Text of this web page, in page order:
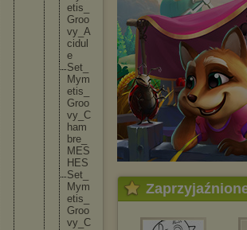
etis
Groo
vy A
cid u
e
Set
Mym
etis
Groo
vy C
ham
bre
M ES
H ES
Set
Mym
etis
Groo
vy C